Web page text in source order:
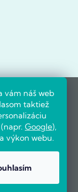
vám náš web
taktiež
Google),
výkon webu.